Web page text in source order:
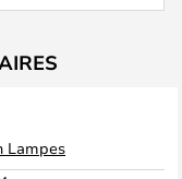
Lampes